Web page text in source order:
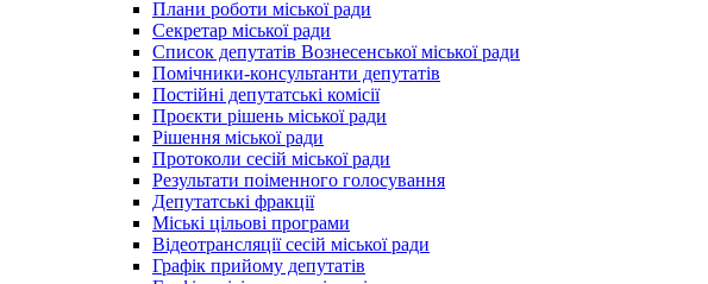
Плани роботи міської ради
Секретар міської ради
Список депутатів Вознесенської міської ради
Помічники-консультанти депутатів
Постійні депутатські комісії
Проєкти рішень міської ради
Рішення міської ради
Протоколи сесій міської ради
Результати поіменного голосування
Депутатські фракції
Міські цільові програми
Відеотрансляції сесій міської ради
Графік прийому депутатів